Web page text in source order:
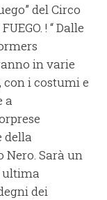
del Circo
! “ Dalle
in varie
con i costumi e
a
della
Nero. Sarà un
ultima
dei